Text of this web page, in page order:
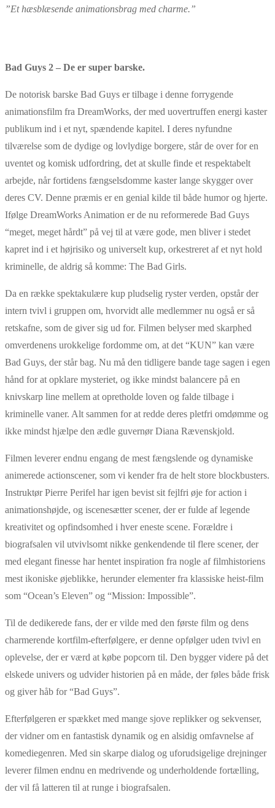
”Et hæsblæsende animationsbrag med charme.”
Bad Guys 2 – De er super barske.
De notorisk barske Bad Guys er tilbage i denne forrygende
animationsfilm fra DreamWorks, der med uovertruffen energi kaster
publikum ind i et nyt, spændende kapitel. I deres nyfundne
tilværelse som de dydige og lovlydige borgere, står de over for en
uventet og komisk udfordring, det at skulle finde et respektabelt
arbejde, når fortidens fængselsdomme kaster lange skygger over
deres CV. Denne præmis er en genial kilde til både humor og hjerte.
Ifølge DreamWorks Animation er de nu reformerede Bad Guys
“meget, meget hårdt” på vej til at være gode, men bliver i stedet
kapret ind i et højrisiko og universelt kup, orkestreret af et nyt hold
kriminelle, de aldrig så komme: The Bad Girls.
Da en række spektakulære kup pludselig ryster verden, opstår der
intern tvivl i gruppen om, hvorvidt alle medlemmer nu også er så
retskafne, som de giver sig ud for. Filmen belyser med skarphed
omverdenens urokkelige fordomme om, at det “KUN” kan være
Bad Guys, der står bag. Nu må den tidligere bande tage sagen i egen
hånd for at opklare mysteriet, og ikke mindst balancere på en
knivskarp line mellem at opretholde loven og falde tilbage i
kriminelle vaner. Alt sammen for at redde deres pletfri omdømme og
ikke mindst hjælpe den ædle guvernør Diana Rævenskjold.
Filmen leverer endnu engang de mest fængslende og dynamiske
animerede actionscener, som vi kender fra de helt store blockbusters.
Instruktør Pierre Perifel har igen bevist sit fejlfri øje for action i
animationshøjde, og iscenesætter scener, der er fulde af legende
kreativitet og opfindsomhed i hver eneste scene. Forældre i
biografsalen vil utvivlsomt nikke genkendende til flere scener, der
med elegant finesse har hentet inspiration fra nogle af filmhistoriens
mest ikoniske øjeblikke, herunder elementer fra klassiske heist-film
som “Ocean’s Eleven” og “Mission: Impossible”.
Til de dedikerede fans, der er vilde med den første film og dens
charmerende kortfilm-efterfølgere, er denne opfølger uden tvivl en
oplevelse, der er værd at købe popcorn til. Den bygger videre på det
elskede univers og udvider historien på en måde, der føles både frisk
og giver håb for “Bad Guys”.
Efterfølgeren er spækket med mange sjove replikker og sekvenser,
der vidner om en fantastisk dynamik og en alsidig omfavnelse af
komediegenren. Med sin skarpe dialog og uforudsigelige drejninger
leverer filmen endnu en medrivende og underholdende fortælling,
der vil få latteren til at runge i biografsalen.